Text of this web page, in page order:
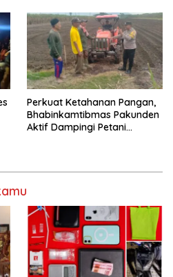
Perkuat Ketahanan Pangan,
Bhabinkamtibmas Pakunden
Aktif Dampingi Petani